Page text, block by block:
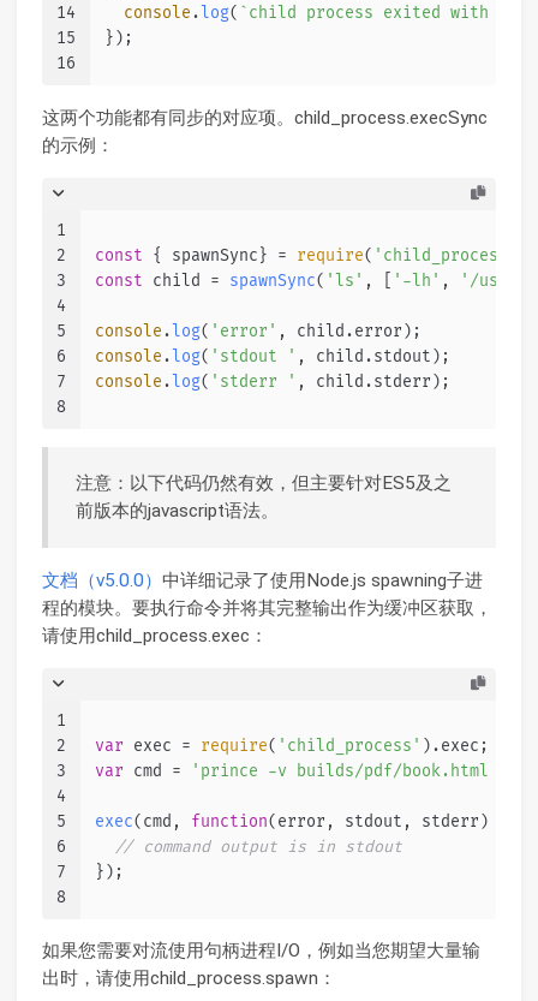
14
15
16
console. log( `child process exited with
});
这两个功能都有同步的对应项。child_process.execSync
的示例：
1
2
3
4
5
6
7
8
const { spawnSync} = require( 'child_process'
const child = spawnSync( 'ls' , [ '-lh' , '/usr'
console.log( 'error' , child.error);
console.log( 'stdout ' , child.stdout);
console.log( 'stderr ' , child.stderr);
注意：以下代码仍然有效，但主要针对ES5及之
前版本的javascript语法。
文档（v5.0.0） 中详细记录了使用Node.js spawning子进
程的模块。要执行命令并将其完整输出作为缓冲区获取，
请使用child_process.exec：
1
2
3
4
5
6
7
8
var exec = require( 'child_process' ).exec ;
var cmd = 'prince -v builds/pdf/book.html -o
exec(cmd, function(error, stdout, stderr) {
// command output is in stdout
});
如果您需要对流使用句柄进程I/O，例如当您期望大量输
出时，请使用child_process.spawn：